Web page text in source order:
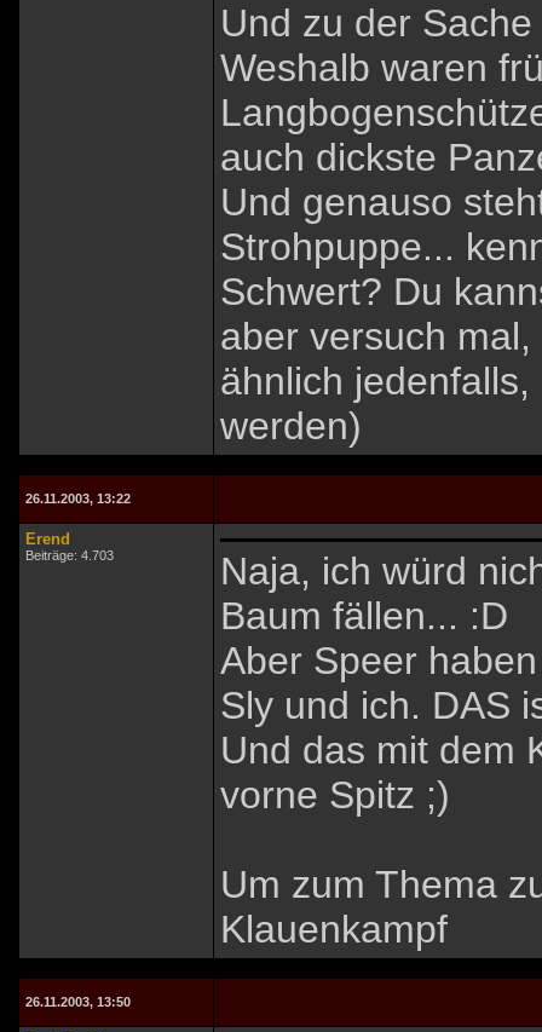
Und zu der
Weshalb waren
auch dickste
Und genauso
Strohpuppe...
Schwert? Du
aber versuch
ähnlich
werden)
26.11.2003, 13:22
Erend
Beiträge: 4.703
Naja, ich würd
Baum fällen... :D
Aber Speer
Sly und ich. DAS
Und das mit dem
vorne Spitz ;)
Um zum Thema
Klauenkampf
26.11.2003, 13:50